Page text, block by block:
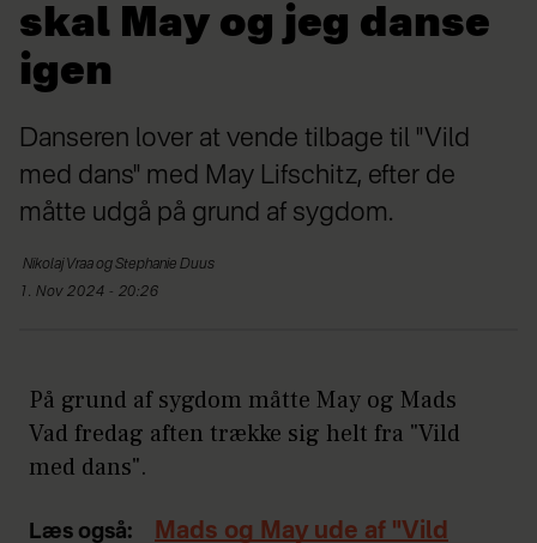
skal May og jeg danse
igen
Danseren lover at vende tilbage til "Vild
med dans" med May Lifschitz, efter de
måtte udgå på grund af sygdom.
Nikolaj Vraa og Stephanie Duus
1. Nov 2024 - 20:26
På grund af sygdom måtte May og Mads
Vad fredag aften trække sig helt fra "Vild
med dans".
Læs også:
Mads og May ude af "Vild